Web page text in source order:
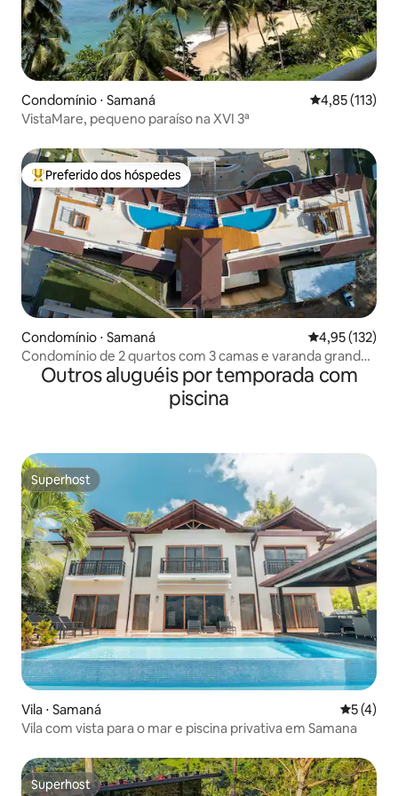
Condomínio ⋅ Samaná 4,85 de uma
4,85 (113)
VistaMare, pequeno paraíso na XVI 3ª
Entre os melhores preferidos dos hóspedes
Preferido dos hóspedes
Condomínio ⋅ Samaná 4,95 de uma
4,95 (132)
Condomínio de 2 quartos com 3 camas e varanda grande
com vista para o mar em Samaná
Outros aluguéis por temporada com
piscina
Superhost
Superhost
Vila ⋅ Samaná 5 de
5 (4)
Vila com vista para o mar e piscina privativa em Samana
Superhost
Superhost